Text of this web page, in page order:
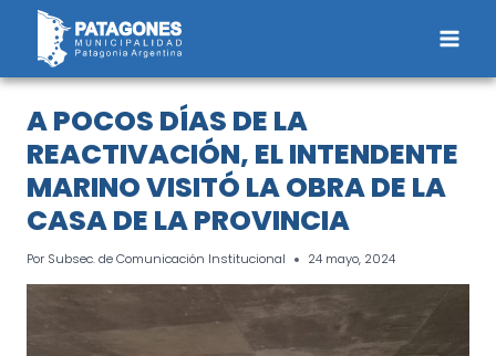
Saltar
contenido
A POCOS DÍAS DE LA
REACTIVACIÓN, EL INTENDENTE
MARINO VISITÓ LA OBRA DE LA
CASA DE LA PROVINCIA
Por Subsec. de Comunicación Institucional 24 mayo, 2024